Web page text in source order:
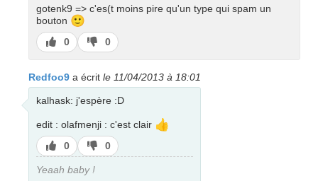
gotenk9 => c'es(t moins pire qu'un type qui spam un
bouton 🙂
J’aime
0
J’aime
pas
0
Redfoo9 a écrit le 11/04/2013 à 18:01
kalhask: j'espère :D
edit : olafmenji : c'est clair 👍
J’aime
0
J’aime
pas
0
Yeaah baby !